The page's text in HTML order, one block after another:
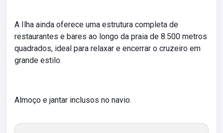
A Ilha ainda oferece uma estrutura completa de
restaurantes e bares ao longo da praia de 8.500 metros
quadrados, ideal para relaxar e encerrar o cruzeiro em
grande estilo.
Almoço e jantar inclusos no navio.